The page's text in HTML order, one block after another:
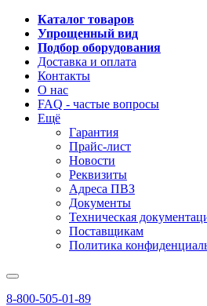
Каталог товаров
Упрощенный вид
Подбор оборудования
Доставка и оплата
Контакты
О нас
FAQ - частые вопросы
Ещё
Гарантия
Прайс-лист
Новости
Реквизиты
Адреса ПВЗ
Документы
Техническая
Поставщикам
Политика
8-800-505-01-89